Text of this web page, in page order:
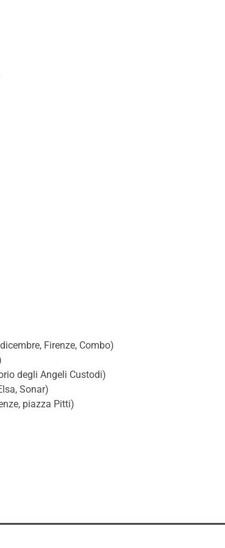
Firenze, Combo)
degli Angeli Custodi)
Sonar)
piazza Pitti)